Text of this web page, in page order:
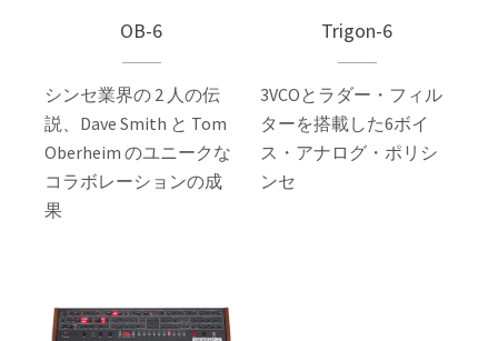
OB-6
シンセ業界の 2 人の伝
説、Dave Smith と Tom
Oberheim のユニークな
コラボレーションの成
果
Trigon-6
3VCOとラダー・フィル
ターを搭載した6ボイ
ス・アナログ・ポリシ
ンセ